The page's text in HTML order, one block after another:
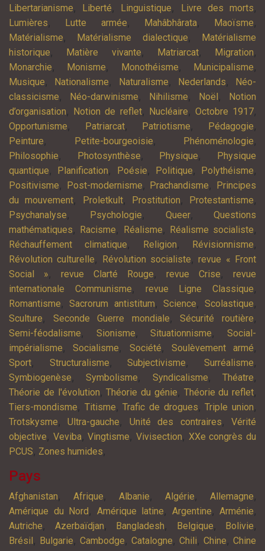
Libertarianisme, Liberté, Linguistique, Livre des morts,
Lumières, Lutte armée, Mahâbhârata, Maoïsme,
Matérialisme, Matérialisme dialectique,
Matérialisme
historique, Matière vivante, Matriarcat, Migration,
Monarchie, Monisme, Monothéisme, Municipalisme,
Musique, Nationalisme, Naturalisme, Nederlands,
Néo-
classicisme, Néo-darwinisme, Nihilisme, Noël ,
Notion
d’organisation, Notion de reflet, Nucléaire, Octobre 1917,
Opportunisme, Patriarcat, Patriotisme, Pédagogie,
Peinture, Petite-bourgeoisie, Phénoménologie,
Philosophie, Photosynthèse, Physique,
Physique
quantique, Planification, Poésie, Politique, Polythéisme,
Positivisme, Post-modernisme, Prachandisme,
Principes
du mouvement, Proletkult, Prostitution, Protestantisme,
Psychanalyse, Psychologie, Queer,Questions
mathématiques, Racisme, Réalisme, Réalisme socialiste,
Réchauffement climatique, Religion, Révisionnisme,
Révolution culturelle, Révolution socialiste,revue « Front
Social », revue Clarté Rouge, revue Crise, revue
internationale Communisme, revue Ligne Classique,
Romantisme,Sacrorum antistitum, Science, Scolastique,
Sculture, Seconde Guerre mondiale,Sécurité routière,
Semi-féodalisme, Sionisme,Situationnisme,Social-
impérialisme,Socialisme, Société, Soulèvement armé,
Sport, Structuralisme,Subjectivisme,Surréalisme,
Symbiogenèse,Symbolisme, Syndicalisme,Théatre,
Théorie de l'évolution,Théorie du génie, Théorie du reflet,
Tiers-mondisme, Titisme,Trafic de drogues,Triple union,
Trotskysme,Ultra-gauche, Unité des contraires,Vérité
objective, Veviba,Vingtisme,Vivisection, XXe congrès du
PCUS, Zones humides,
Pays
Afghanistan, Afrique, Albanie, Algérie, Allemagne,
Amérique du Nord , Amérique latine, Argentine, Arménie,
Autriche, Azerbaïdjan, Bangladesh, Belgique, Bolivie,
Brésil , Bulgarie, Cambodge, Catalogne, Chili, Chine, Chine